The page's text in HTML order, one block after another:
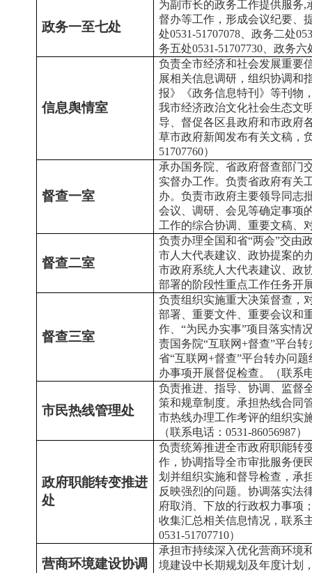
政务一至七处
为副市长的政务工作提供服务
督办等工作，形成会议纪要、
处0531-51707078、政务二处
务五处0531-51707730、政务六
信息舆情室
负责全市经济和社会发展重要
展相关信息调研，组织协调和
报》《政务信息特刊》等刊物
我市经济政治文化社会生态文
导、督促各区县政府和市政府
草市政府新闻发布有关文稿，
51707760）
督查一室
承办国务院、省政府督查部门
实督办工作。负责省政府有关
办。负责市政府主要领导同志
会议、调研、会见等确定事项
工作的综合协调、重要文稿、
督查二室
负责办理全国和省“两会”交由
市人大代表建议、政协提案的
市政府系统人大代表建议、政
部署的阶段性重点工作任务开
督查三室
负责组织实施重大决策督查，
部署、重要文件、重要会议和
作、“为民办实事”项目落实情
责国务院“互联网+督查”平台
省“互联网+督查”平台转办问
办事项开展督促检查。（联系
市民热线管理处
负责推进、指导、协调、监督
策和规章制度。承担热线合同
市热线办理工作考评的组织实
（联系电话：0531-86056987）
政府职能转变推进
处
负责统筹推进全市政府职能转
作，协调指导全市审批服务便
划并组织实施和督导检查，承
反映强烈的问题。协调落实法
府取消、下放的行政权力事项
收集汇总相关信息情况，联系
0531-51707710）
营商环境建设协调
承担市持续深入优化营商环境
境建设中长期规划及年度计划